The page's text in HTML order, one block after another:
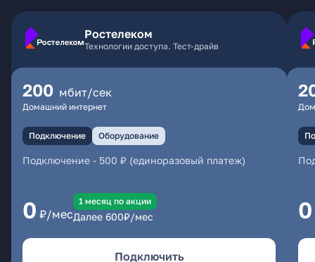
Ростелеком
Технологии доступа. Тест-драйв
200 мбит/сек
Домашний интернет
Подключение Оборудование
Подключение - 500 ₽ (единоразовый платеж)
0 ₽/мес
1 месяц по акции
Далее 600₽/мес
Подключить
0